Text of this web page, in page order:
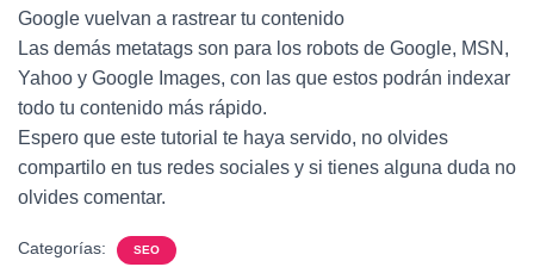
Google vuelvan a rastrear tu contenido
Las demás metatags son para los robots de Google, MSN,
Yahoo y Google Images, con las que estos podrán indexar
todo tu contenido más rápido.
Espero que este tutorial te haya servido, no olvides
compartilo en tus redes sociales y si tienes alguna duda no
olvides comentar.
Categorías: SEO